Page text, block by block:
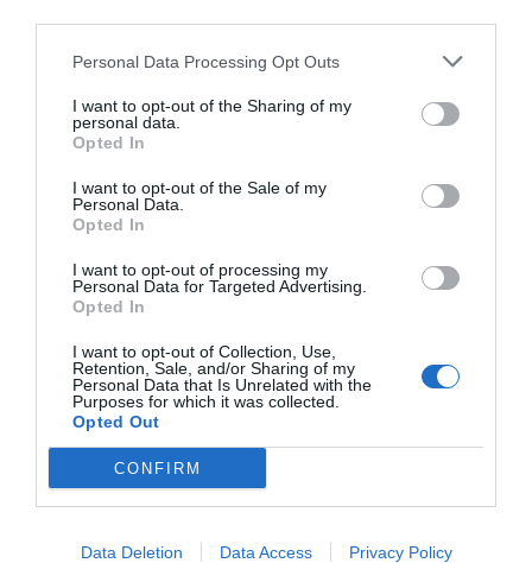
Personal Data Processing Opt Outs
I want to opt-out of the Sharing of my
personal data.
Opted In
I want to opt-out of the Sale of my
Personal Data.
Opted In
I want to opt-out of processing my
Personal Data for Targeted Advertising.
Opted In
I want to opt-out of Collection, Use,
Retention, Sale, and/or Sharing of my
Personal Data that Is Unrelated with the
Purposes for which it was collected.
Opted Out
CONFIRM
Data Deletion Data Access Privacy Policy